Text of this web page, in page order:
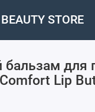
BEAUTY STORE
для
Lip